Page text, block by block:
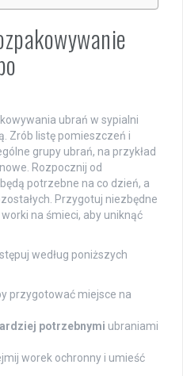
ubrań w sypialni
Zrób listę pomieszczeń i
grupy ubrań, na przykład
Rozpocznij od
potrzebne na co dzień, a
Przygotuj niezbędne
na śmieci, aby uniknąć
według poniższych
przygotować miejsce na
potrzebnymi ubraniami
worek ochronny i umieść